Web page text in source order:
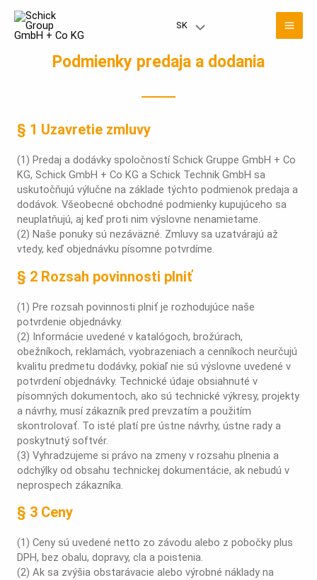
obsah
SK Prepínač
menu
Podmienky predaja a dodania
§ 1 Uzavretie zmluvy
(1) Predaj a dodávky spoločností Schick Gruppe GmbH + Co
KG, Schick GmbH + Co KG a Schick Technik GmbH sa
uskutočňujú výlučne na základe týchto podmienok predaja a
dodávok. Všeobecné obchodné podmienky kupujúceho sa
neuplatňujú, aj keď proti nim výslovne nenamietame.
(2) Naše ponuky sú nezáväzné. Zmluvy sa uzatvárajú až
vtedy, keď objednávku písomne potvrdíme.
§ 2 Rozsah povinnosti plniť
(1) Pre rozsah povinnosti plniť je rozhodujúce naše
potvrdenie objednávky.
(2) Informácie uvedené v katalógoch, brožúrach,
obežníkoch, reklamách, vyobrazeniach a cenníkoch neurčujú
kvalitu predmetu dodávky, pokiaľ nie sú výslovne uvedené v
potvrdení objednávky. Technické údaje obsiahnuté v
písomných dokumentoch, ako sú technické výkresy, projekty
a návrhy, musí zákazník pred prevzatím a použitím
skontrolovať. To isté platí pre ústne návrhy, ústne rady a
poskytnutý softvér.
(3) Vyhradzujeme si právo na zmeny v rozsahu plnenia a
odchýlky od obsahu technickej dokumentácie, ak nebudú v
neprospech zákazníka.
§ 3 Ceny
(1) Ceny sú uvedené netto zo závodu alebo z pobočky plus
DPH, bez obalu, dopravy, cla a poistenia.
(2) Ak sa zvýšia obstarávacie alebo výrobné náklady na